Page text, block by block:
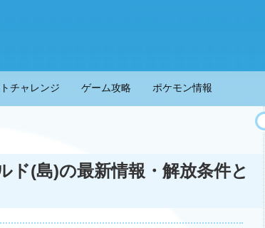
チャレンジ ゲーム攻略 ポケモン情報
ド(島)の最新情報・解放条件と